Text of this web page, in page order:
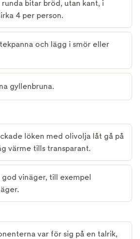
bitar bröd, utan kant, i
4 per person.
och lägg i smör eller
gyllenbruna.
löken med olivolja låt gå på
värme tills transparant.
god vinäger, till exempel
var för sig på en talrik,